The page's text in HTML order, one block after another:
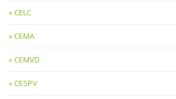
CELC
CEMA
CEMVD
CESPV